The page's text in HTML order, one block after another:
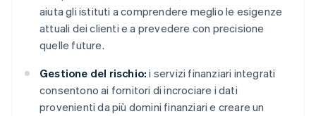
aiuta gli istituti a comprendere meglio le esigenze
attuali dei clienti e a prevedere con precisione
quelle future.
Gestione del rischio: i servizi finanziari integrati
consentono ai fornitori di incrociare i dati
provenienti da più domini finanziari e creare un